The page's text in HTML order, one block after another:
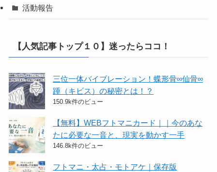
活動報告
【人気記事トップ１０】迷ったらココ！
三位一体バイブレーション！蝶形骨∞仙骨∞
踵（キビス）の秘密とは！？
150.9k件のビュー
【無料】WEBフトマニカード｜｜今のあな
たに必要な一音と、現実を動かす一手
146.8k件のビュー
フトマニ・太占・モトアケ｜保存版